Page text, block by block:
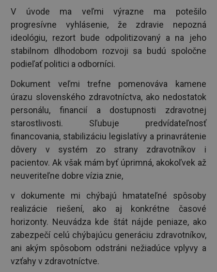
V úvode ma veľmi výrazne ma potešilo
progresívne vyhlásenie, že zdravie nepozná
ideológiu, rezort bude odpolitizovaný a na jeho
stabilnom dlhodobom rozvoji sa budú spoločne
podieľať politici a odborníci.
Dokument veľmi trefne pomenováva kamene
úrazu slovenského zdravotníctva, ako nedostatok
personálu, financií a dostupnosti zdravotnej
starostlivosti. Sľubuje predvídateľnosť
financovania, stabilizáciu legislatívy a prinavrátenie
dôvery v systém zo strany zdravotníkov i
pacientov. Ak však mám byť úprimná, akokoľvek až
neuveriteľne dobre vízia znie,
v dokumente mi chýbajú hmatateľné spôsoby
realizácie riešení, ako aj konkrétne časové
horizonty. Neuvádza kde štát nájde peniaze, ako
zabezpečí celú chýbajúcu generáciu zdravotníkov,
ani akým spôsobom odstráni nežiadúce vplyvy a
vzťahy v zdravotníctve.